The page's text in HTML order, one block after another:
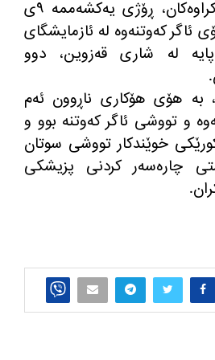
به‌ پێی ڕاپۆرته‌ بڵاوكراوه‌كان، ڕۆژی یه‌كشه‌ممه‌ ٩ی
ئاگر كه‌وتنه‌وه‌ له‌ ئازمایشگای
له‌ شاری قه‌زوین، دوو
به‌ هۆی هۆكاری ناڕوون ئه‌م
و تووشی ئاگر كه‌وتنه‌ بوو و
خوێندكار تووشی سوتان
چاره‌سه‌ر كردنی پزیشكی